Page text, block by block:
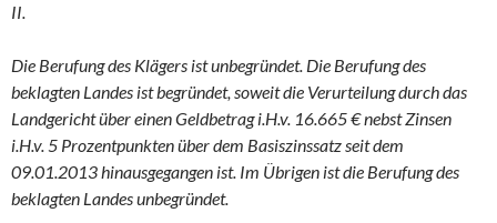
II.
Die Berufung des Klägers ist unbegründet. Die Berufung des
beklagten Landes ist begründet, soweit die Verurteilung durch das
Landgericht über einen Geldbetrag i.H.v. 16.665 € nebst Zinsen
i.H.v. 5 Prozentpunkten über dem Basiszinssatz seit dem
09.01.2013 hinausgegangen ist. Im Übrigen ist die Berufung des
beklagten Landes unbegründet.